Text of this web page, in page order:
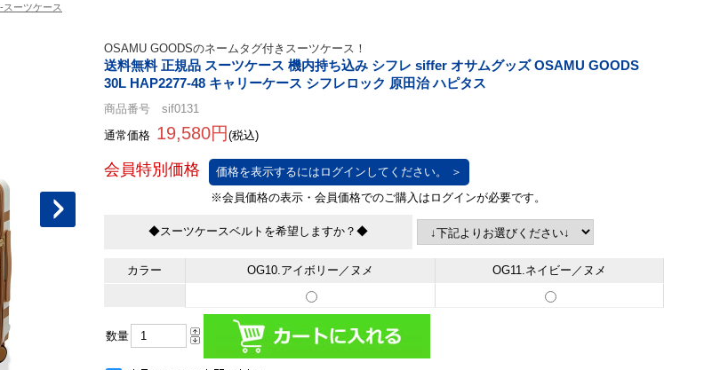
スーツケース
OSAMU GOODSのネームタグ付きスーツケース！
送料無料 正規品 スーツケース 機内持ち込み シフレ siffer オサムグッズ OSAMU GOODS
30L HAP2277-48 キャリーケース シフレロック 原田治 ハピタス
商品番号 sif0131
通常価格 19,580円 (税込)
価格を表示するにはログインしてください。 ＞
◆スーツケースベルトを希望しますか？◆
カラー OG10.アイボリー／ヌメ OG11.ネイビー／ヌメ
数量